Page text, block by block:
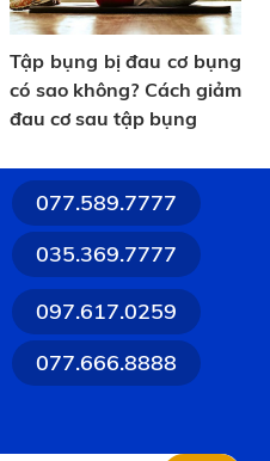
Tập bụng bị đau cơ bụng
có sao không? Cách giảm
đau cơ sau tập bụng
077.589.7777
035.369.7777
097.617.0259
077.666.8888